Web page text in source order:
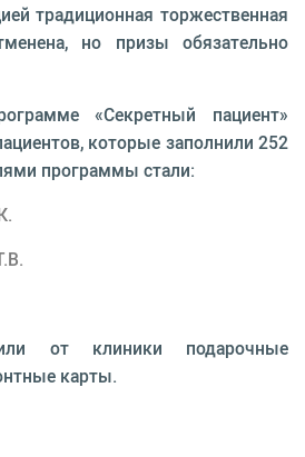
традиционная торжественная
но призы обязательно
«Секретный пациент»
которые заполнили 252
программы стали:
от клиники подарочные
карты.